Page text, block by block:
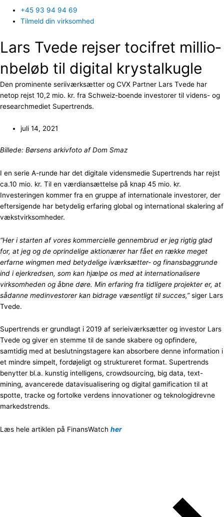
+45 93 94 94 69
Tilmeld din virksomhed
Lars Tvede rejser to­cif­ret mil­li­o­
nbeløb til di­gi­tal krystal­kug­le
Den prominente seriiværksætter og CVX Partner Lars Tvede har
netop rejst 10,2 mio. kr. fra Schweiz-boende investorer til videns- og
researchmediet Supertrends.
juli 14, 2021
Billede: Børsens arkivfoto af Dom Smaz
I en serie A-runde har det digitale vidensmedie Supertrends har rejst
ca.10 mio. kr. Til en værdiansættelse på knap 45 mio. kr.
Investeringen kommer fra en gruppe af internationale investorer, der
eftersigende har betydelig erfaring global og international skalering af
vækstvirksomheder.
“Her i starten af vores kommercielle gennembrud er jeg rigtig glad
for, at jeg og de oprindelige aktionærer har fået en række meget
erfarne wingmen med betydelige iværksætter- og finansbaggrunde
ind i ejerkredsen, som kan hjælpe os med at internationalisere
virksomheden og åbne døre. Min erfaring fra tidligere projekter er, at
sådanne medinvestorer kan bidrage væsentligt til succes,”siger Lars
Tvede.
Supertrends er grundlagt i 2019 af serieiværksætter og investor Lars
Tvede og giver en stemme til de sande skabere og opfindere,
samtidig med at beslutningstagere kan absorbere denne information i
et mindre simpelt, fordøjeligt og struktureret format. Supertrends
benytter bl.a. kunstig intelligens, crowdsourcing, big data, text-
mining, avancerede datavisualisering og digital gamification til at
spotte, tracke og fortolke verdens innovationer og teknologidrevne
markedstrends.
Læs hele artiklen på FinansWatch her